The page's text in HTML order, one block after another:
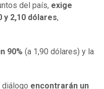
del país, exige
y 2,10 dólares,
90% (a 1,90 dólares) y la
diálogo encontrarán un